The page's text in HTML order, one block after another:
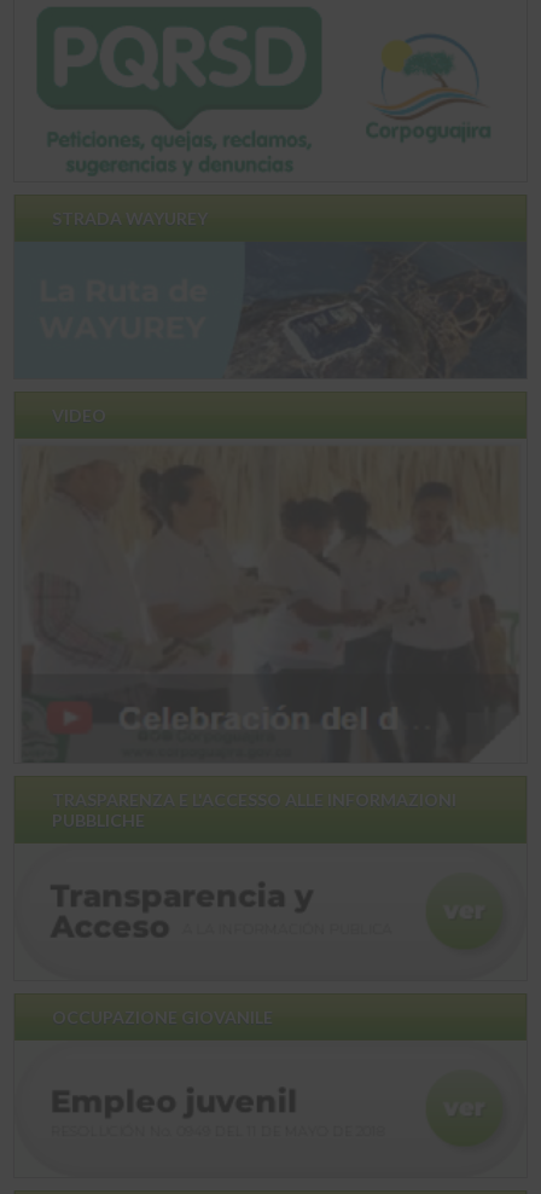
STRADA WAYUREY
VIDEO
PUBBLICHE
OCCUPAZIONE GIOVANILE